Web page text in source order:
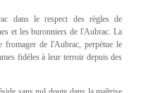
dans le respect des règles de
et les buronniers de l'Aubrac. La
de l'Aubrac, perpétue le
fidèles à leur terroir depuis des